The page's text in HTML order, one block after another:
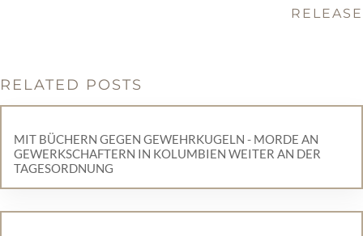
RELEASE
RELATED POSTS
MIT BÜCHERN GEGEN GEWEHRKUGELN - MORDE AN
GEWERKSCHAFTERN IN KOLUMBIEN WEITER AN DER
TAGESORDNUNG